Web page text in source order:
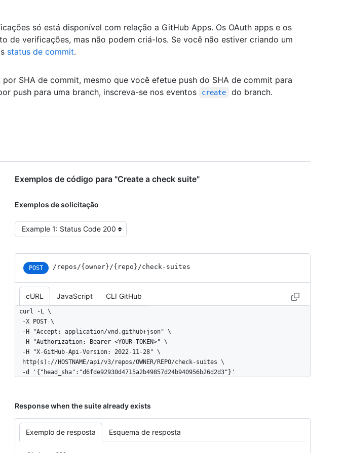
só está disponível com relação a GitHub Apps. Os OAuth apps e os
de verificações, mas não podem criá-los. Se você não estiver criando um
status de commit.
por SHA de commit, mesmo que você efetue push do SHA de commit para
push para uma branch, inscreva-se nos eventos
create do branch.
Exemplos de código para "Create a check suite"
Exemplos de solicitação
Select the example type
POST /repos/{owner}/{repo}/check-suites
cURL JavaScript CLI GitHub
curl -L \
  -d '{"head_sha":"d6fde92930d4715a2b49857d24b940956b26d2d3"}'
Response when the suite already exists
Exemplo de resposta Esquema de resposta